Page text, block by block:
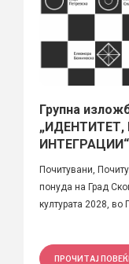
Групна
ИНТЕГРАЦИИ“
Почитувани,
понуда на Град
културата 2028, во
ПРОЧИТАЈ